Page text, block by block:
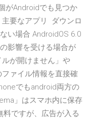
がAndroidでも見つか
要なアプリ ダウンロ
い場合 AndroidOS 6.0
影響を受ける場合が
が開けません」や
ファイル情報を直接確
でもandroid両方の
」はスマホ内に保存
料ですが、広告が入る